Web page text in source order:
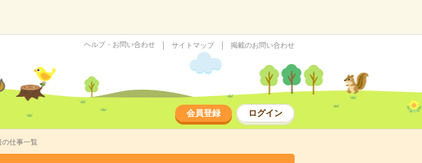
ヘルプ・お問い合わせ サイトマップ 掲載のお問い合わせ
会員登録 ログイン
仕事一覧